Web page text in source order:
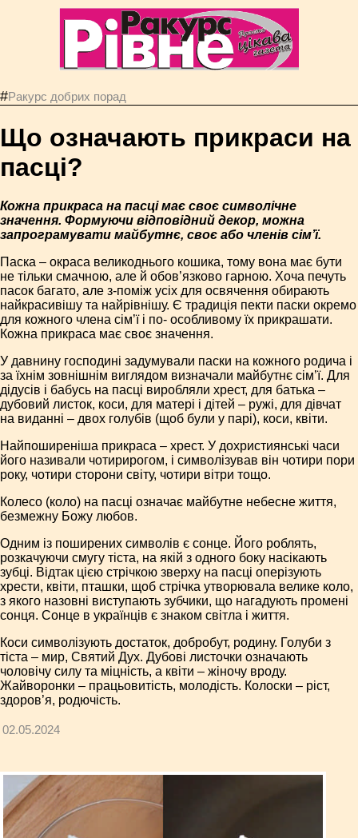
#Ракурс добрих порад
Що означають прикраси на
пасці?
Кожна прикраса на пасці має своє символічне
значення. Формуючи відповідний декор, можна
запрограмувати майбутнє, своє або членів сім’ї.
Паска – окраса великоднього кошика, тому вона має бути
не тільки смачною, але й обов’язково гарною. Хоча печуть
пасок багато, але з-поміж усіх для освячення обирають
найкрасивішу та найрівнішу. Є традиція пекти паски окремо
для кожного члена сім’ї і по- особливому їх прикрашати.
Кожна прикраса має своє значення.
У давнину господині задумували паски на кожного родича і
за їхнім зовнішнім виглядом визначали майбутнє сім’ї. Для
дідусів і бабусь на пасці виробляли хрест, для батька –
дубовий листок, коси, для матері і дітей – ружі, для дівчат
на виданні – двох голубів (щоб були у парі), коси, квіти.
Найпоширеніша прикраса – хрест. У дохристиянські часи
його називали чотирирогом, і символізував він чотири пори
року, чотири сторони світу, чотири вітри тощо.
Колесо (коло) на пасці означає майбутне небесне життя,
безмежну Божу любов.
Одним із поширених символів є сонце. Його роблять,
розкачуючи смугу тіста, на якій з одного боку насікають
зубці. Відтак цією стрічкою зверху на пасці оперізують
хрести, квіти, пташки, щоб стрічка утворювала велике коло,
з якого назовні виступають зубчики, що нагадують промені
сонця. Сонце в українців є знаком світла і життя.
Коси символізують достаток, добробут, родину. Голуби з
тіста – мир, Святий Дух. Дубові листочки означають
чоловічу силу та міцність, а квіти – жіночу вроду.
Жайворонки – працьовитість, молодість. Колоски – ріст,
здоров’я, родючість.
02.05.2024